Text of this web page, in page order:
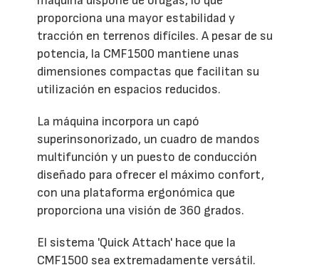
proporciona una mayor estabilidad y
tracción en terrenos difíciles. A pesar de su
potencia, la CMF1500 mantiene unas
dimensiones compactas que facilitan su
utilización en espacios reducidos.
La máquina incorpora un capó
superinsonorizado, un cuadro de mandos
multifunción y un puesto de conducción
diseñado para ofrecer el máximo confort,
con una plataforma ergonómica que
proporciona una visión de 360 grados.
El sistema 'Quick Attach' hace que la
CMF1500 sea extremadamente versátil.